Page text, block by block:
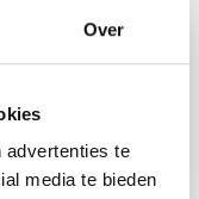
Over
advertenties te
media te bieden